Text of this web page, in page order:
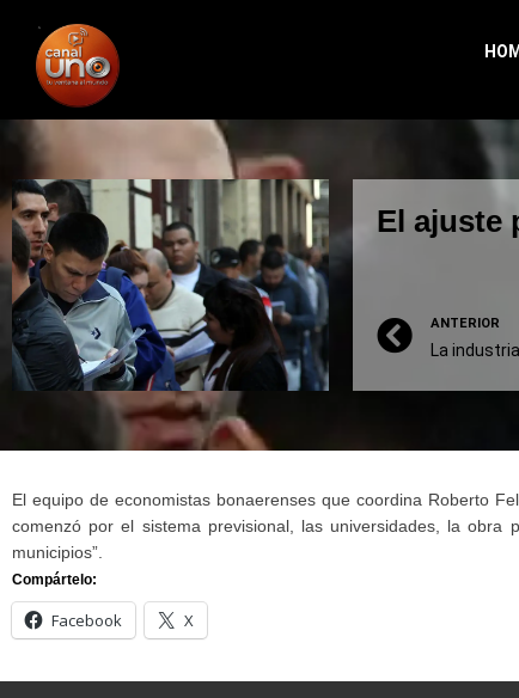
El ajuste
ANTERIOR
La
El equipo de economistas bonaerenses que coordina Roberto
comenzó por el sistema previsional, las universidades, la
municipios”.
Compártelo:
Facebook X